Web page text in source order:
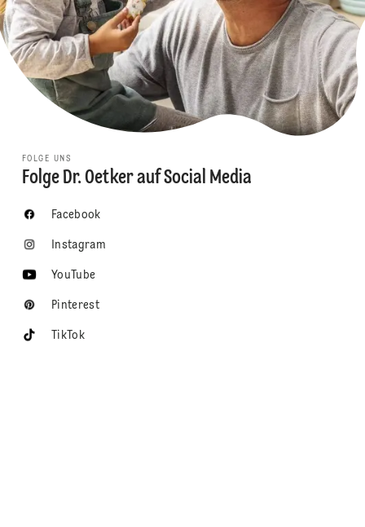
FOLGE UNS
Folge Dr. Oetker auf Social Media
Facebook
Instagram
YouTube
Pinterest
TikTok